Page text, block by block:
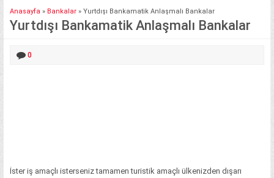
Anasayfa » Bankalar » Yurtdışı Bankamatik Anlaşmalı Bankalar
Yurtdışı Bankamatik Anlaşmalı Bankalar
0
İster iş amaçlı isterseniz tamamen turistik amaçlı ülkenizden dışarı